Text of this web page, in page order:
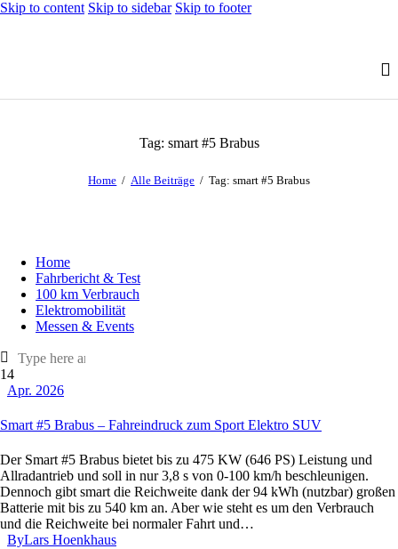
Skip to content Skip to sidebar Skip to footer
Tag: smart #5 Brabus
Home Alle Beiträge Tag: smart #5 Brabus
Home
Fahrbericht & Test
100 km Verbrauch
Elektromobilität
Messen & Events
14
Apr. 2026
Smart #5 Brabus – Fahreindruck zum Sport Elektro SUV
Der Smart #5 Brabus bietet bis zu 475 KW (646 PS) Leistung und
Allradantrieb und soll in nur 3,8 s von 0-100 km/h beschleunigen.
Dennoch gibt smart die Reichweite dank der 94 kWh (nutzbar) großen
Batterie mit bis zu 540 km an. Aber wie steht es um den Verbrauch
und die Reichweite bei normaler Fahrt und…
ByLars Hoenkhaus